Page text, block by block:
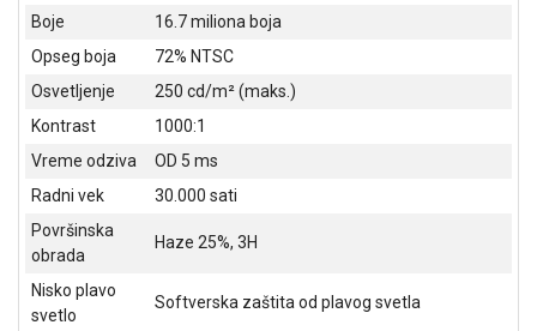
Boje
16.7 miliona boja
Opseg boja
72% NTSC
Osvetljenje
250 cd/m² (maks.)
Kontrast
1000:1
Vreme odziva
OD 5 ms
Radni vek
30.000 sati
Površinska
obrada
Haze 25%, 3H
Nisko plavo
svetlo
Softverska zaštita od plavog svetla